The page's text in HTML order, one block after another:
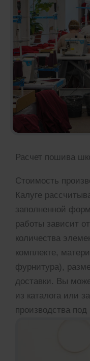
Расчет пошива
Стоимость
Калуге
заполненной
работы зависит
количества
комплекте,
фурнитура),
доставки. Вы
из каталога или
производства